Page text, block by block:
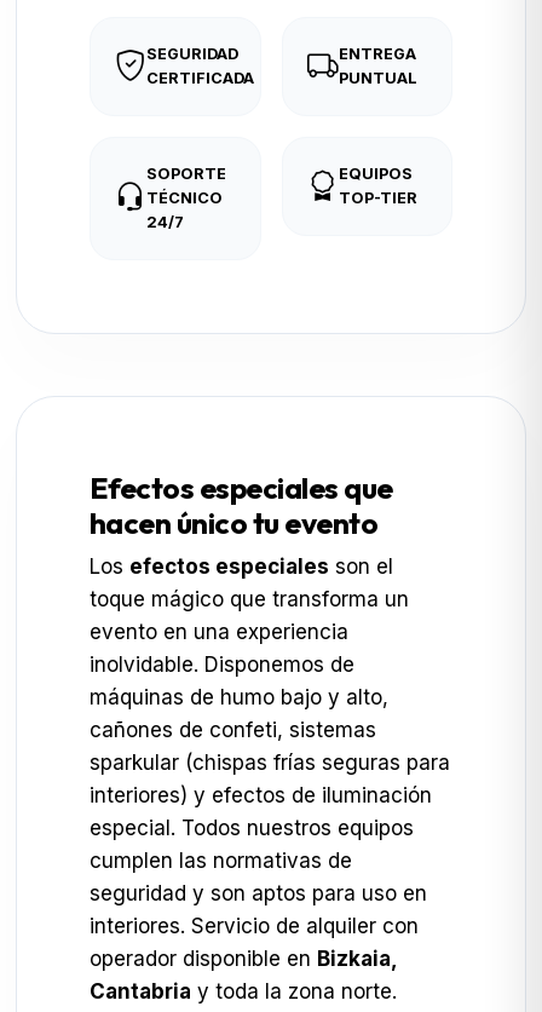
SEGURIDAD
CERTIFICADA
ENTREGA
PUNTUAL
SOPORTE
TÉCNICO
24/7
EQUIPOS
TOP-TIER
Efectos especiales que
hacen único tu evento
Los efectos especiales son el
toque mágico que transforma un
evento en una experiencia
inolvidable. Disponemos de
máquinas de humo bajo y alto,
cañones de confeti, sistemas
sparkular (chispas frías seguras para
interiores) y efectos de iluminación
especial. Todos nuestros equipos
cumplen las normativas de
seguridad y son aptos para uso en
interiores. Servicio de alquiler con
operador disponible en Bizkaia,
Cantabria y toda la zona norte.